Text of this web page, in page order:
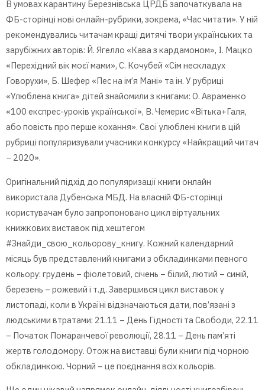
В умовах карантину Березнівська ЦРДБ започаткувала на
ФБ-сторінці нові онлайн-рубрики, зокрема, «Час читати». У ній
рекомендувались читачам кращі дитячі твори українських та
зарубіжних авторів: Й. Ягелло «Кава з кардамоном», І. Мацко
«Перехідний вік моєї мами», С. Кочубей «Сім нескладух
Говорухи», Б. Шефер «Пес на ім’я Мані» та ін. У рубриці
«Улюблена книга» дітей знайомили з книгами: О. Авраменко
«100 експрес-уроків української», В. Чемерис «Вітька+Галя,
або повість про перше кохання». Свої улюблені книги в цій
рубриці популяризували учасники конкурсу «Найкращий читач
– 2020».
Оригінальний підхід до популяризації книги онлайн
використала Дубенська МБД. На власній ФБ-сторінці
користувачам було запропоновано цикл віртуальних
книжкових виставок під хештегом
#Знайди_свою_кольорову_книгу. Кожний календарний
місяць був представлений книгами з обкладинками певного
кольору: грудень – фіолетовий, січень – білий, лютий – синій,
березень – рожевий і т.д. Завершився цикл виставок у
листопаді, коли в Україні відзначаються дати, пов’язані з
людськими втратами: 21.11 – День Гідності та Свободи, 22.11
– Початок Помаранчевої революції, 28.11 – День пам’яті
жертв голодомору. Отож на виставці були книги під чорною
обкладинкою. Чорний – це поєднання всіх кольорів.